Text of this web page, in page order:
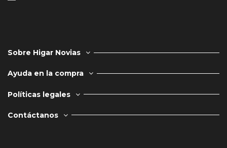
Sobre Higar Novias
Ayuda en la compra
Políticas legales
Contáctanos